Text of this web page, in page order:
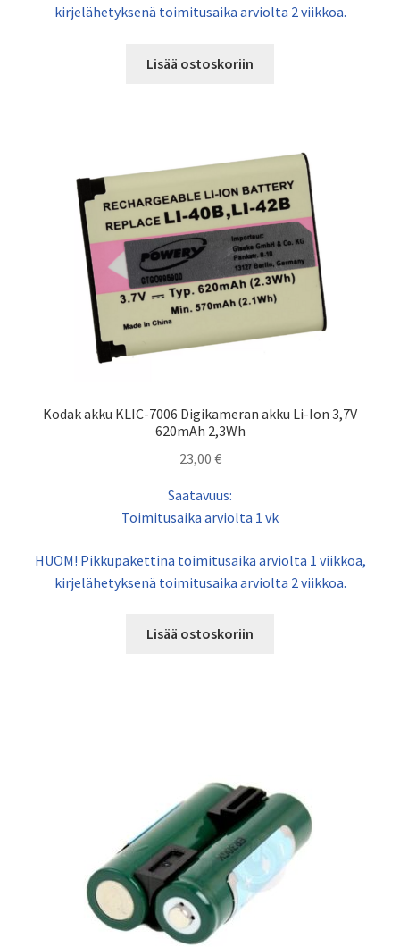
kirjelähetyksenä toimitusaika arviolta 2 viikkoa.
Lisää ostoskoriin
Kodak akku KLIC-7006 Digikameran akku Li-Ion 3,7V
620mAh 2,3Wh
23,00 €
Saatavuus:
Toimitusaika arviolta 1 vk
HUOM! Pikkupakettina toimitusaika arviolta 1 viikkoa,
kirjelähetyksenä toimitusaika arviolta 2 viikkoa.
Lisää ostoskoriin